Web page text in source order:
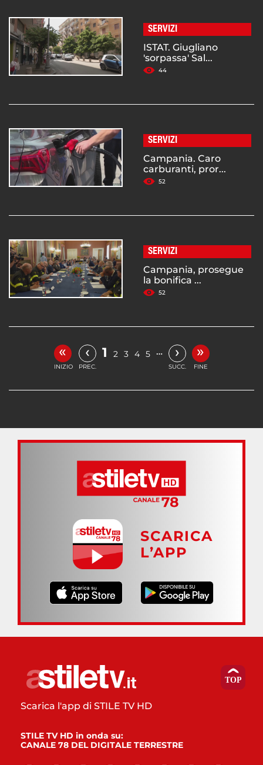
SERVIZI
ISTAT. Giugliano
'sorpassa' Sal...
44
SERVIZI
Campania. Caro
carburanti, pror...
52
SERVIZI
Campania, prosegue
la bonifica ...
52
«
INIZIO
‹
PREC.
1 2 3 4 5 … ›
SUCC.
»
FINE
SCARICA
L’APP
Scarica l'app di STILE TV HD
STILE TV HD in onda su:
CANALE 78 DEL DIGITALE TERRESTRE